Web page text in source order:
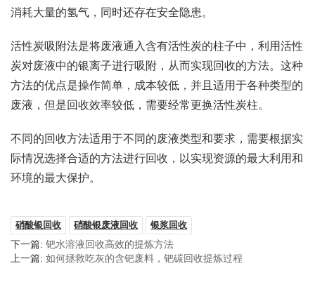
消耗大量的氢气，同时还存在安全隐患。
活性炭吸附法是将废液通入含有活性炭的柱子中，利用活性
炭对废液中的银离子进行吸附，从而实现回收的方法。这种
方法的优点是操作简单，成本较低，并且适用于各种类型的
废液，但是回收效率较低，需要经常更换活性炭柱。
不同的回收方法适用于不同的废液类型和要求，需要根据实
际情况选择合适的方法进行回收，以实现资源的最大利用和
环境的最大保护。
硝酸银回收 硝酸银废液回收 银浆回收
下一篇: 钯水溶液回收高效的提炼方法
上一篇: 如何拯救吃灰的含钯废料，钯碳回收提炼过程